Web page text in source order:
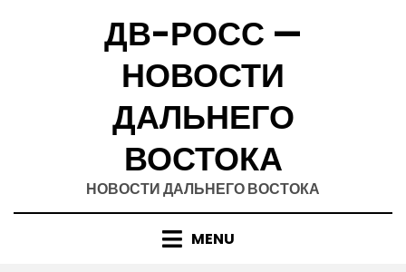
ДВ-РОСС —
НОВОСТИ
ДАЛЬНЕГО
ВОСТОКА
НОВОСТИ ДАЛЬНЕГО ВОСТОКА
MENU